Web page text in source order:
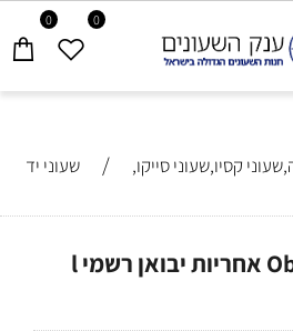
0 0
קסיו,שעוני סייקו, / שעוני יד
Obaku V301LXCWMC אחריות יבואן רשמי l